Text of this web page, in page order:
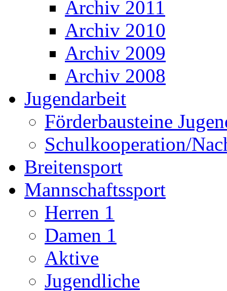
Archiv 2011
Archiv 2010
Archiv 2009
Archiv 2008
Jugendarbeit
Förderbausteine
Schulkooperation/
Breitensport
Mannschaftssport
Herren 1
Damen 1
Aktive
Jugendliche